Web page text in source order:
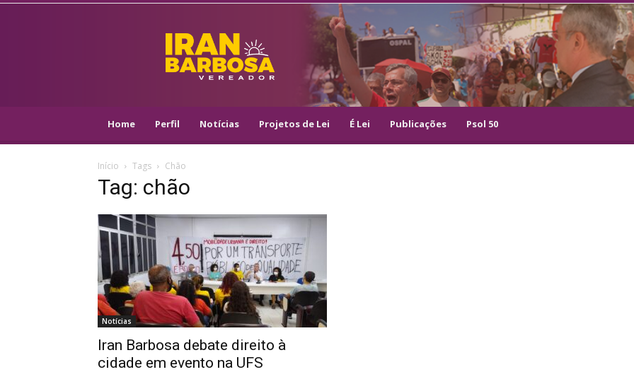
IRAN
BARBOSA
–
VEREADOR
–
Home Perfil Notícias Projetos de Lei É Lei Publicações Psol 50
Início Tags Chão
Tag: chão
Notícias
Iran Barbosa debate direito à
cidade em evento na UFS